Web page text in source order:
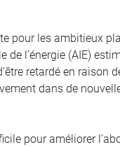
pour les ambitieux
l’énergie (AIE)
retardé en raison
dans de
pour améliorer